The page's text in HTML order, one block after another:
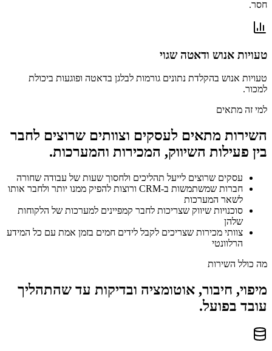
חסר.
טעויות אנוש ודאטה שגוי
טעויות אנוש בהקלדת נתונים גורמות לבלגן בדאטה ופוגעות ביכולת
למכור.
למי זה מתאים
השירות מתאים לעסקים וצוותים שרוצים לחבר
בין פעילות השיווק, המכירות והמערכות.
עסקים שרוצים לייעל תהליכים ולחסוך שעות של עבודה שחורה
חברות שמשתמשות ב-CRM ורוצות להפיק ממנו יותר ולחבר אותו
לשאר המערכות
סוכנויות שיווק שצריכות לחבר קמפיינים למערכות של הלקוחות
שלהן
צוותי מכירות שצריכים לקבל לידים חמים בזמן אמת עם כל המידע
הרלוונטי
מה כולל השירות
מיפוי, חיבור, אוטומציה ובדיקות עד שהתהליך
עובד בפועל.